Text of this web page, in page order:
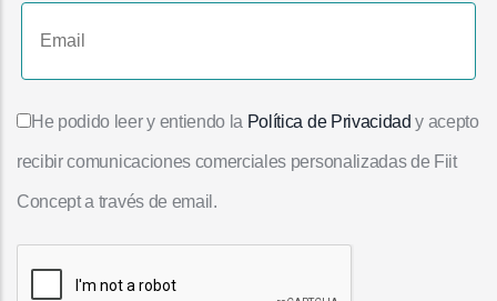
He podido leer y entiendo la Política de Privacidad y acepto
recibir comunicaciones comerciales personalizadas de Fiit
Concept a través de email.